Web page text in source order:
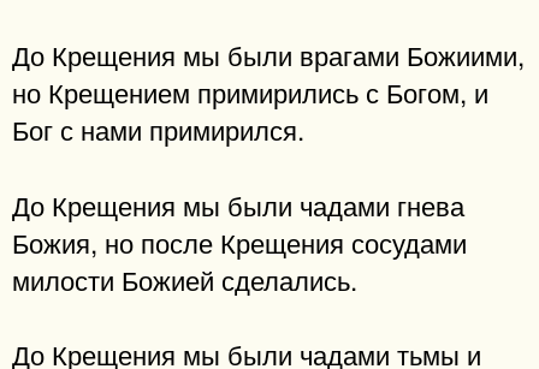
До Крещения мы были врагами Божиими,
но Крещением примирились с Богом, и
Бог с нами примирился.
До Крещения мы были чадами гнева
Божия, но после Крещения сосудами
милости Божией сделались.
До Крещения мы были чадами тьмы и